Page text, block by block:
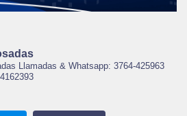
Llamadas & Whatsapp: 3764-425963